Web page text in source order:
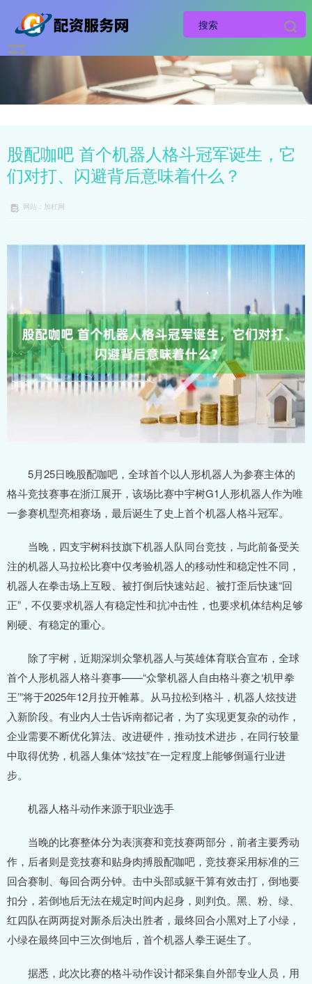
股配咖吧 首个机器人格斗冠军诞生，它
们对打、闪避背后意味着什么？
网站：加杠网
5月25日晚股配咖吧，全球首个以人形机器人为参赛主体的
格斗竞技赛事在浙江展开，该场比赛中宇树G1人形机器人作为唯
一参赛机型亮相赛场，最后诞生了史上首个机器人格斗冠军。
当晚，四支宇树科技旗下机器人队同台竞技，与此前备受关
注的机器人马拉松比赛中仅考验机器人的移动性和稳定性不同，
机器人在拳击场上互殴、被打倒后快速站起、被打歪后快速“回
正”，不仅要求机器人有稳定性和抗冲击性，也要求机体结构足够
刚硬、有稳定的重心。
除了宇树，近期深圳众擎机器人与英雄体育联合宣布，全球
首个人形机器人格斗赛事——“众擎机器人自由格斗赛之‘机甲拳
王’”将于2025年12月拉开帷幕。从马拉松到格斗，机器人炫技进
入新阶段。有业内人士告诉南都记者，为了实现更复杂的动作，
企业需要不断优化算法、改进硬件，推动技术进步，在同行较量
中取得优势，机器人集体“炫技”在一定程度上能够倒逼行业进
步。
机器人格斗动作来源于职业选手
当晚的比赛整体分为表演赛和竞技赛两部分，前者主要秀动
作，后者则是竞技赛和贴身肉搏股配咖吧，竞技赛采用标准的三
回合赛制、每回合两分钟。击中头部或躯干算有效击打，倒地要
扣分，若倒地后无法在规定时间内起身，则判负。黑、粉、绿、
红四队在两两捉对厮杀后决出胜者，最终回合小黑对上了小绿，
小绿在最终回中三次倒地后，首个机器人拳王诞生了。
据悉，此次比赛的格斗动作设计都采集自外部专业人员，用